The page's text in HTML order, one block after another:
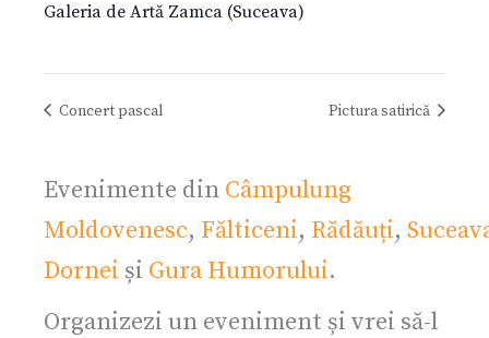
Galeria de Artă Zamca (Suceava)
Concert pascal Pictura satirică
Evenimente din Câmpulung
Moldovenesc, Fălticeni, Rădăuți,
Dornei și Gura Humorului.
Organizezi un eveniment și vrei să-l